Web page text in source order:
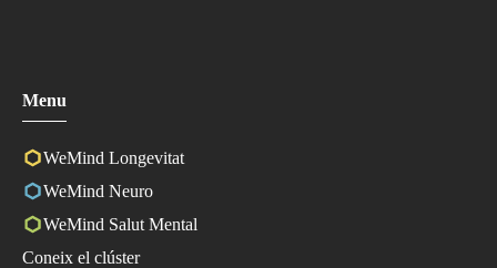
Menu
WeMind Longevitat
WeMind Neuro
WeMind Salut Mental
Coneix el clúster